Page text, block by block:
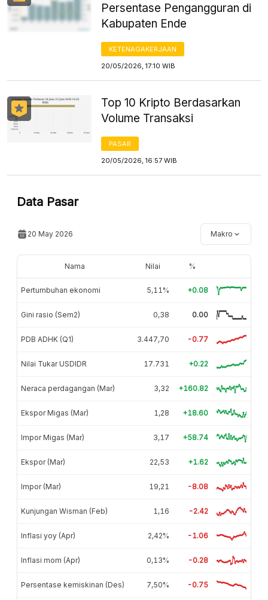
Persentase Pengangguran di
Kabupaten Ende
KETENAGAKERJAAN
20/05/2026, 17:10 WIB
Top 10 Kripto Berdasarkan
Volume Transaksi
PASAR
20/05/2026, 16:57 WIB
Data Pasar
20 May 2026 Makro
Nama Nilai %
Pertumbuhan ekonomi 5,11% +0.08
Gini rasio (Sem2) 0,38 0.00
PDB ADHK (Q1) 3.447,70 -0.77
Nilai Tukar USDIDR 17.731 +0.22
Neraca perdagangan (Mar) 3,32 +160.82
Ekspor Migas (Mar) 1,28 +18.60
Impor Migas (Mar) 3,17 +58.74
Ekspor (Mar) 22,53 +1.62
Impor (Mar) 19,21 -8.08
Kunjungan Wisman (Feb) 1,16 -2.42
Inflasi yoy (Apr) 2,42% -1.06
Inflasi mom (Apr) 0,13% -0.28
Persentase kemiskinan (Des) 7,50% -0.75